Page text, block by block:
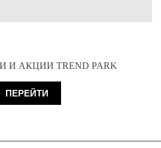
И АКЦИИ TREND PARK
ПЕРЕЙТИ